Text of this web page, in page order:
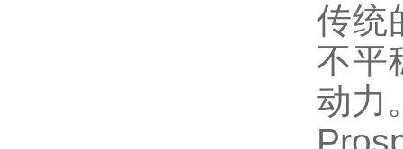
传统
不平
动力